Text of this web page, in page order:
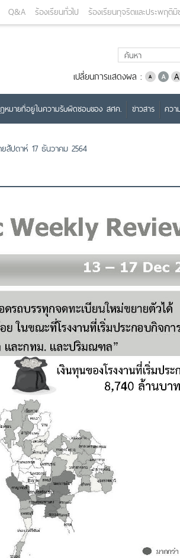
Q&A ร้องเรียนทั่วไป ร้องเรียนทุจริตและประพฤติ
เปลี่ยนการแสดงผล :
หมายที่อยู่ในความรับผิดชอบของ สศค. ข่าวสาร ควา
สัปดาห์ 17 ธันวาคม 2564